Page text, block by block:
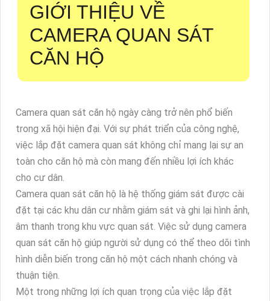
GIỚI THIỆU VỀ
CAMERA QUAN SÁT
CĂN HỘ
Camera quan sát căn hộ ngày càng trở nên phổ biến
trong xã hội hiện đại. Với sự phát triển của công nghệ,
việc lắp đặt camera quan sát không chỉ mang lại sự an
toàn cho căn hộ mà còn mang đến nhiều lợi ích khác
cho cư dân.
Camera quan sát căn hộ là hệ thống giám sát được cài
đặt tại các khu dân cư nhằm giám sát và ghi lại hình ảnh,
âm thanh trong khu vực quan sát. Việc sử dụng camera
quan sát căn hộ giúp người sử dụng có thể theo dõi tình
hình diễn biến trong căn hộ một cách nhanh chóng và
thuận tiện.
Một trong những lợi ích quan trọng của việc lắp đặt